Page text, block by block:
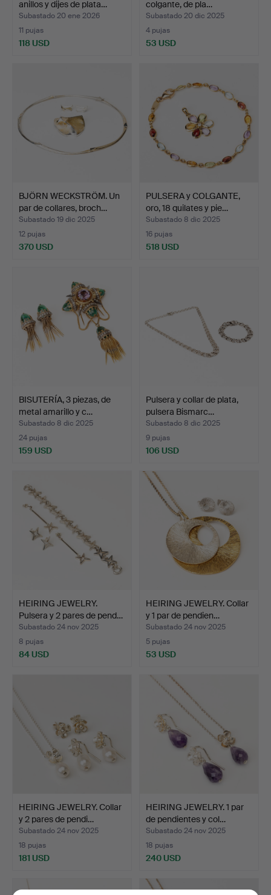
anillos y dijes de plata…
Subastado 20 ene 2026
11 pujas
118 USD
colgante, de pla…
Subastado 20 dic 2025
4 pujas
53 USD
BJÖRN WECKSTRÖM. Un
par de collares, broch…
Subastado 19 dic 2025
12 pujas
370 USD
PULSERA y COLGANTE,
oro, 18 quilates y pie…
Subastado 8 dic 2025
16 pujas
518 USD
BISUTERÍA, 3 piezas, de
metal amarillo y c…
Subastado 8 dic 2025
24 pujas
159 USD
Pulsera y collar de plata,
pulsera Bismarc…
Subastado 8 dic 2025
9 pujas
106 USD
HEIRING JEWELRY.
Pulsera y 2 pares de pend…
Subastado 24 nov 2025
8 pujas
84 USD
HEIRING JEWELRY. Collar
y 1 par de pendien…
Subastado 24 nov 2025
5 pujas
53 USD
HEIRING JEWELRY. Collar
y 2 pares de pendi…
Subastado 24 nov 2025
18 pujas
181 USD
HEIRING JEWELRY. 1 par
de pendientes y col…
Subastado 24 nov 2025
18 pujas
240 USD